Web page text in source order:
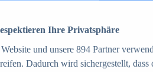
Ihre Privatsphäre
und unsere 894 Partner
Dadurch wird sichergestellt,